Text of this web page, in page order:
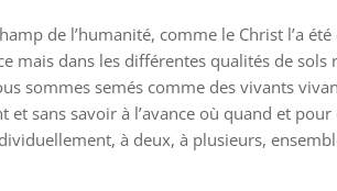
de l’humanité, comme le Christ l’a été
mais dans les différentes qualités de sols
sommes semés comme des vivants
sans savoir à l’avance où quand et
à deux, à plusieurs,